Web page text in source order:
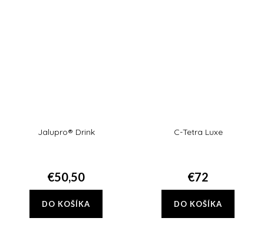
Jalupro® Drink
€50,50
DO KOŠÍKA
C-Tetra Luxe
€72
DO KOŠÍKA